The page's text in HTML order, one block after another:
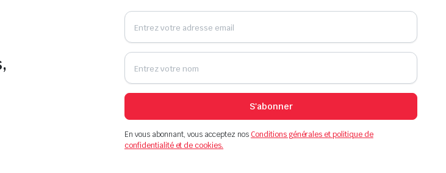
S'abonner
En vous abonnant, vous acceptez nosConditions générales et politique de
confidentialité et de cookies.